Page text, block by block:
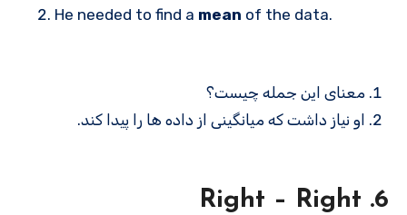
He needed to find a mean of the data.
معنای این جمله چیست؟
او نیاز داشت که میانگینی از داده ها را پیدا کند.
6. Right – Right